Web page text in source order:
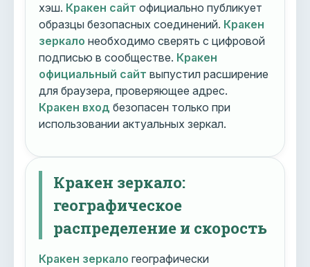
хэш. Кракен сайт официально публикует
образцы безопасных соединений. Кракен
зеркало необходимо сверять с цифровой
подписью в сообществе. Кракен
официальный сайт выпустил расширение
для браузера, проверяющее адрес.
Кракен вход безопасен только при
использовании актуальных зеркал.
Кракен зеркало:
географическое
распределение и скорость
Кракен зеркало географически